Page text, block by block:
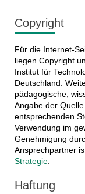
Copyright
Für die Internet-
liegen Copyright
Institut für
Deutschland.
pädagogische,
Angabe der
entsprechenden
Verwendung im
Genehmigung
Ansprechpartner
Strategie.
Haftung